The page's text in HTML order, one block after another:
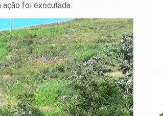
foi executada.